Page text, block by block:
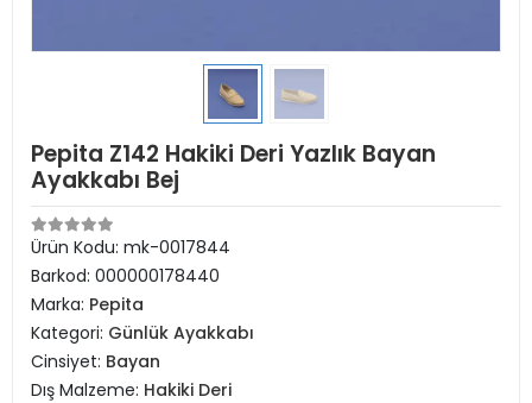
Pepita Z142 Hakiki Deri Yazlık Bayan
Ayakkabı Bej
Ürün Kodu: mk-0017844
Barkod: 000000178440
Marka: Pepita
Kategori: Günlük Ayakkabı
Cinsiyet: Bayan
Dış Malzeme: Hakiki Deri